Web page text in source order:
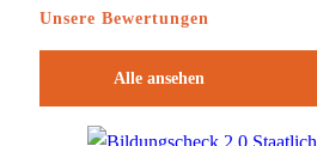
Unsere Bewertungen
Alle ansehen